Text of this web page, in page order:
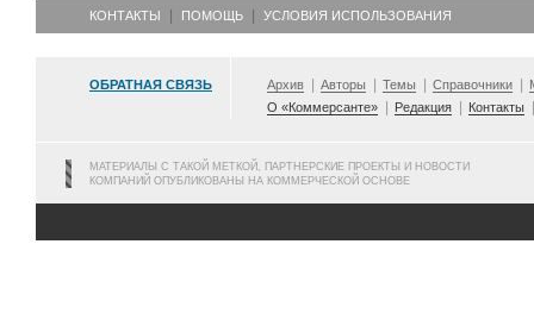
КОНТАКТЫ ПОМОЩЬ УСЛОВИЯ ИСПОЛЬЗОВАНИЯ
ОБРАТНАЯ СВЯЗЬ Архив Авторы Темы Справочники
О «Коммерсанте»
Редакция Контакты
МАТЕРИАЛЫ С ТАКОЙ МЕТКОЙ, ПАРТНЕРСКИЕ ПРОЕКТЫ И НОВОСТИ
КОМПАНИЙ ОПУБЛИКОВАНЫ НА КОММЕРЧЕСКОЙ ОСНОВЕ